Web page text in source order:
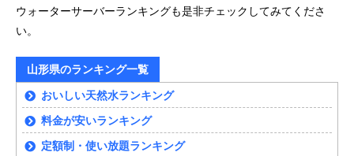
ウォーターサーバーランキングも是非チェックしてみてくださ
い。
山形県のランキング一覧
おいしい天然水ランキング
料金が安いランキング
定額制・使い放題ランキング